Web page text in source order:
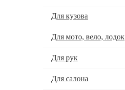
Для кузова
Для мото, вело, лодок
Для рук
Для салона